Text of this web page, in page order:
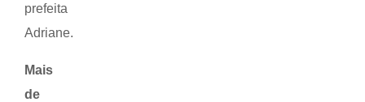
prefeita
Adriane.
Mais
de